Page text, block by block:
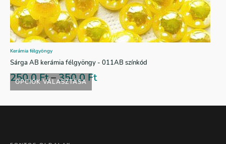
OPCIÓK VÁLASZTÁSA
Kerámia félgyöngy
Sárga AB kerámia félgyöngy - 011AB színkód
250,0Ft–350,0Ft